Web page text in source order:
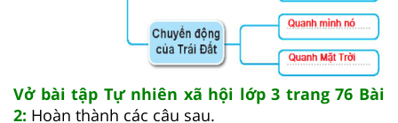
Vở bài tập Tự nhiên xã hội lớp 3 trang 76 Bài
2: Hoàn thành các câu sau.